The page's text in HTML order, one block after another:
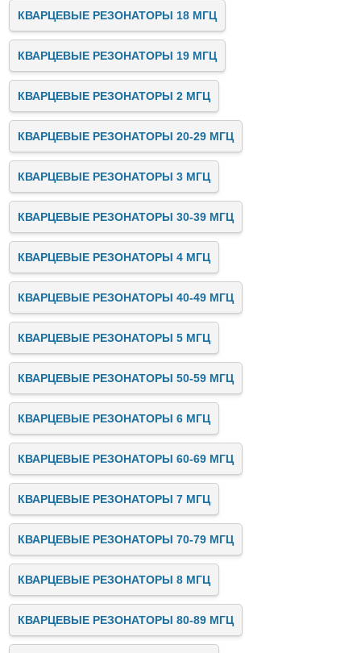
КВАРЦЕВЫЕ РЕЗОНАТОРЫ 18 МГЦ
КВАРЦЕВЫЕ РЕЗОНАТОРЫ 19 МГЦ
КВАРЦЕВЫЕ РЕЗОНАТОРЫ 2 МГЦ
КВАРЦЕВЫЕ РЕЗОНАТОРЫ 20-29 МГЦ
КВАРЦЕВЫЕ РЕЗОНАТОРЫ 3 МГЦ
КВАРЦЕВЫЕ РЕЗОНАТОРЫ 30-39 МГЦ
КВАРЦЕВЫЕ РЕЗОНАТОРЫ 4 МГЦ
КВАРЦЕВЫЕ РЕЗОНАТОРЫ 40-49 МГЦ
КВАРЦЕВЫЕ РЕЗОНАТОРЫ 5 МГЦ
КВАРЦЕВЫЕ РЕЗОНАТОРЫ 50-59 МГЦ
КВАРЦЕВЫЕ РЕЗОНАТОРЫ 6 МГЦ
КВАРЦЕВЫЕ РЕЗОНАТОРЫ 60-69 МГЦ
КВАРЦЕВЫЕ РЕЗОНАТОРЫ 7 МГЦ
КВАРЦЕВЫЕ РЕЗОНАТОРЫ 70-79 МГЦ
КВАРЦЕВЫЕ РЕЗОНАТОРЫ 8 МГЦ
КВАРЦЕВЫЕ РЕЗОНАТОРЫ 80-89 МГЦ